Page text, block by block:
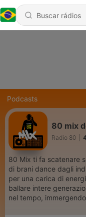
Podcasts
80 mix
Radio 80
80 Mix ti fa scatenare
di brani dance dagli
per una carica di
ballare intere
nel tempo,
e ritmo. Preparati a